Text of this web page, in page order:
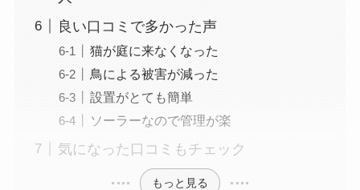
良い口コミで多かった声
猫が庭に来なくなった
鳥による被害が減った
設置がとても簡単
ソーラーなので管理が楽
気になった口コミもチェック
もっと見る